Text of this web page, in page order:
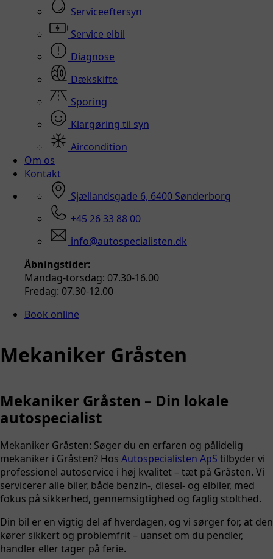
Serviceeftersyn
Service elbil
Diagnose
Dækskifte
Sporing
Klargøring til syn
Aircondition
Om os
Kontakt
Sjællandsgade 6, 6400 Sønderborg
+45 26 33 88 00
info@autospecialisten.dk
Åbningstider:
Mandag-torsdag: 07.30-16.00
Fredag: 07.30-12.00
Book online
Mekaniker Gråsten
Mekaniker Gråsten – Din lokale
autospecialist
Mekaniker Gråsten: Søger du en erfaren og pålidelig
mekaniker i Gråsten? Hos Autospecialisten ApS tilbyder vi
professionel autoservice i høj kvalitet – tæt på Gråsten. Vi
servicerer alle biler, både benzin-, diesel- og elbiler, med
fokus på sikkerhed, gennemsigtighed og faglig stolthed.
Din bil er en vigtig del af hverdagen, og vi sørger for, at den
kører sikkert og problemfrit – uanset om du pendler,
handler eller tager på ferie.